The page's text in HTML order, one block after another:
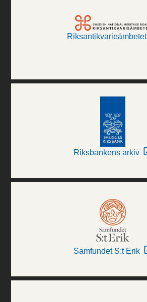
Riksantikvarieämbetet
Riksbankens arkiv
Samfundet S:t Erik